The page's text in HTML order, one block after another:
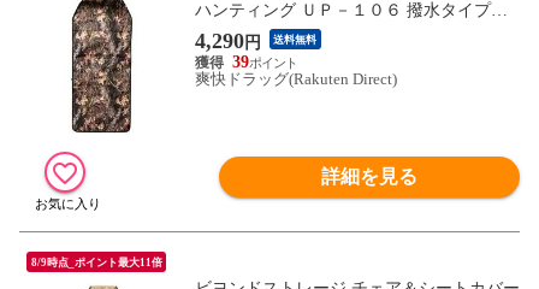
ハンティング ＵＰ－１０６ 撥水タイプ
（１個）
4,290円 送料無料
39
爽快ドラッグ(Rakuten Direct)
詳細を見る
8/9時点_ポイント最大11倍